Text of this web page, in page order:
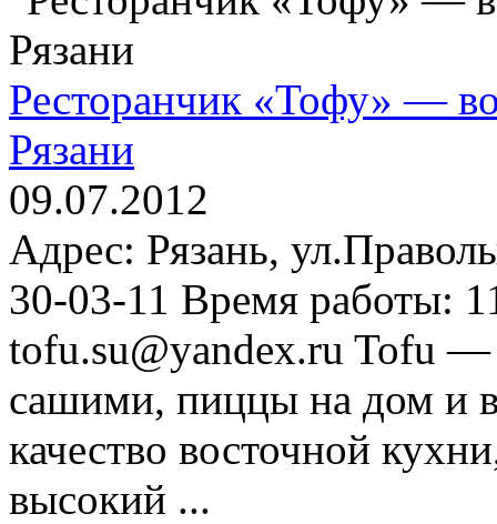
Ресторанчик «Тофу» —
Рязани
09.07.2012
Адрес: Рязань,
30-03-11 Время работы:
tofu.su@yandex.ru Tofu —
сашими, пиццы на дом и
качество восточной
высокий ...